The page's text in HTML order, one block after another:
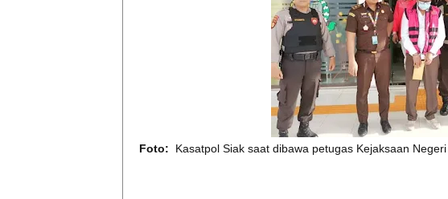
Foto: Kasatpol Siak saat dibawa petugas Kejaksaan Negeri